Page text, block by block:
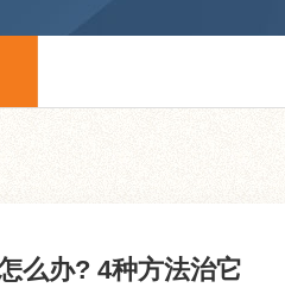
么办? 4种方法治它